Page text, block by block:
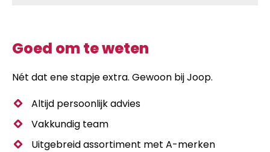
Goed om te weten
Nét dat ene stapje extra. Gewoon bij Joop.
Altijd persoonlijk advies
Vakkundig team
Uitgebreid assortiment met A-merken